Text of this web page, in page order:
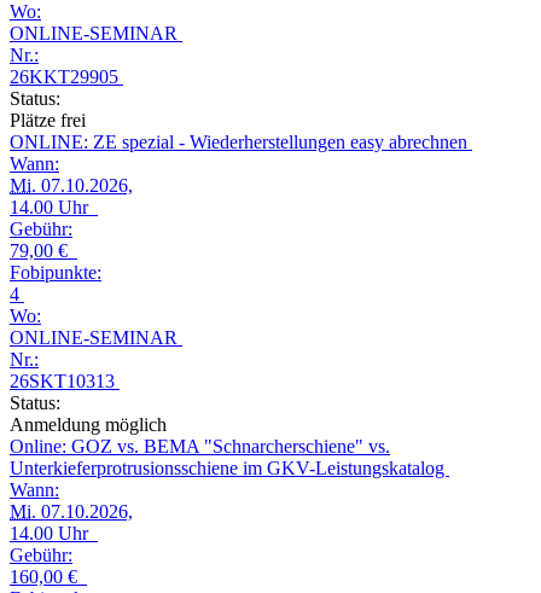
Wo:
ONLINE-SEMINAR
Nr.:
26KKT29905
Status:
Plätze frei
ONLINE: ZE spezial - Wiederherstellungen easy abrechnen
Wann:
Mi. 07.10.2026,
14.00 Uhr
Gebühr:
79,00 €
Fobipunkte:
4
Wo:
ONLINE-SEMINAR
Nr.:
26SKT10313
Status:
Anmeldung möglich
Online: GOZ vs. BEMA "Schnarcherschiene" vs.
Unterkieferprotrusionsschiene im GKV-Leistungskatalog
Wann:
Mi. 07.10.2026,
14.00 Uhr
Gebühr:
160,00 €